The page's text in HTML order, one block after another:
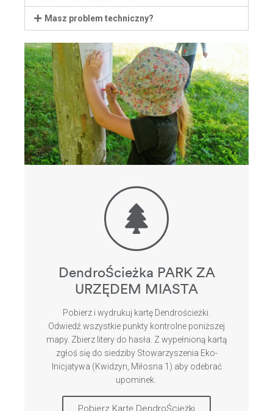
Masz problem techniczny?
DendroŚcieżka PARK ZA
URZĘDEM MIASTA
Pobierz i wydrukuj kartę Dendrościeżki.
Odwiedź wszystkie punkty kontrolne poniższej
mapy. Zbierz litery do hasła. Z wypełnioną kartą
zgłoś się do siedziby Stowarzyszenia Eko-
Inicjatywa (Kwidzyn, Miłosna 1) aby odebrać
upominek.
Pobierz Kartę DendroŚcieżki